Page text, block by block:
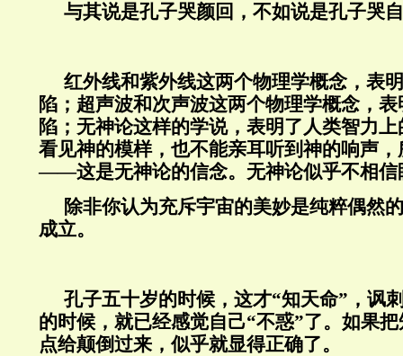
与其说是孔子哭颜回，不如说是孔子哭
红外线和紫外线这两个物理学概念，表
陷；超声波和次声波这两个物理学概念，
陷；无神论这样的学说，表明了人类智力
看见神的模样，也不能亲耳听到神的响声
——这是无神论的信念。无神论似乎不相信
除非你认为充斥宇宙的美妙是纯粹偶然
成立。
孔子五十岁的时候，这才“知天命”，讽
的时候，就已经感觉自己“不惑”了。如果
点给颠倒过来，似乎就显得正确了。